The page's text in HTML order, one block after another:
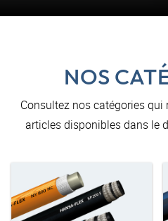
NOS
Consultez nos catégories
articles disponibles dans le